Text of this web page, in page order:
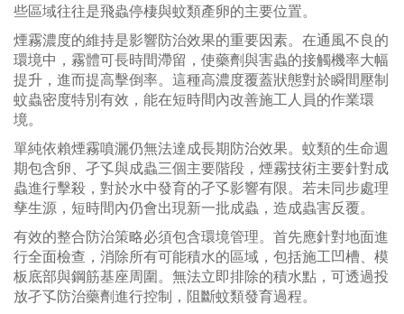
些區域往往是飛蟲停棲與蚊類產卵的主要位置。
煙霧濃度的維持是影響防治效果的重要因素。在通風不良的
環境中，霧體可長時間滯留，使藥劑與害蟲的接觸機率大幅
提升，進而提高擊倒率。這種高濃度覆蓋狀態對於瞬間壓制
蚊蟲密度特別有效，能在短時間內改善施工人員的作業環
境。
單純依賴煙霧噴灑仍無法達成長期防治效果。蚊類的生命週
期包含卵、孑孓與成蟲三個主要階段，煙霧技術主要針對成
蟲進行擊殺，對於水中發育的孑孓影響有限。若未同步處理
孳生源，短時間內仍會出現新一批成蟲，造成蟲害反覆。
有效的整合防治策略必須包含環境管理。首先應針對地面進
行全面檢查，消除所有可能積水的區域，包括施工凹槽、模
板底部與鋼筋基座周圍。無法立即排除的積水點，可透過投
放孑孓防治藥劑進行控制，阻斷蚊類發育過程。